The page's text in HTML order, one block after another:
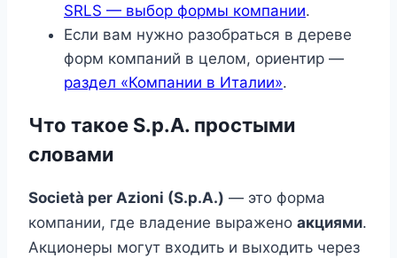
SRLS — выбор формы компании.
Если вам нужно разобраться в дереве
форм компаний в целом, ориентир —
раздел «Компании в Италии».
Что такое S.p.A. простыми
словами
Società per Azioni (S.p.A.) — это форма
компании, где владение выражено акциями.
Акционеры могут входить и выходить через